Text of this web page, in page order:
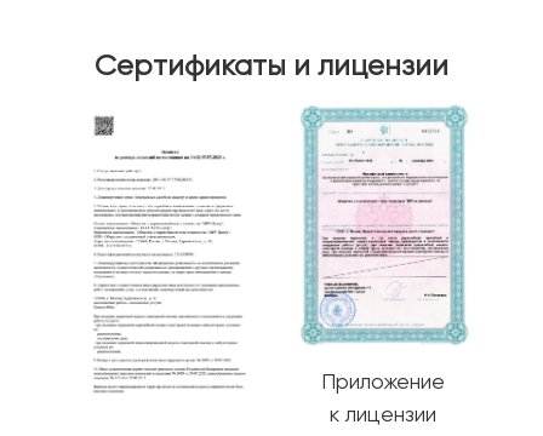
Сертификаты и лицензии
Приложение
к лицензии